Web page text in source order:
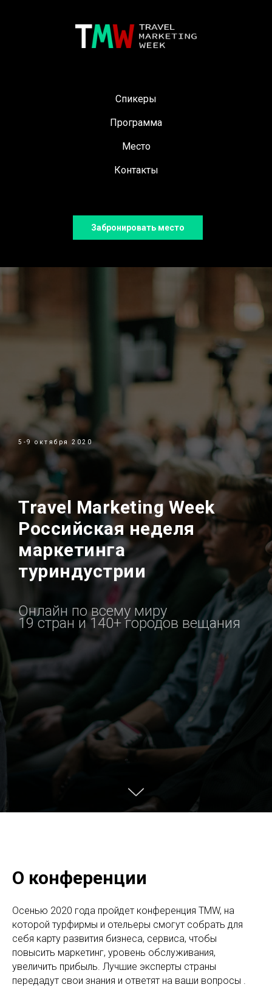
Спикеры
Программа
Место
Контакты
Забронировать место
5-9 октября 2020
Travel Marketing Week
Российская неделя
маркетинга
туриндустрии
Онлайн по всему миру
19 стран и 140+ городов вещания
О конференции
Осенью 2020 года пройдет конференция TMW, на
которой турфирмы и отельеры смогут собрать для
себя карту развития бизнеса, сервиса, чтобы
повысить маркетинг, уровень обслуживания,
увеличить прибыль. Лучшие эксперты страны
передадут свои знания и ответят на ваши вопросы .